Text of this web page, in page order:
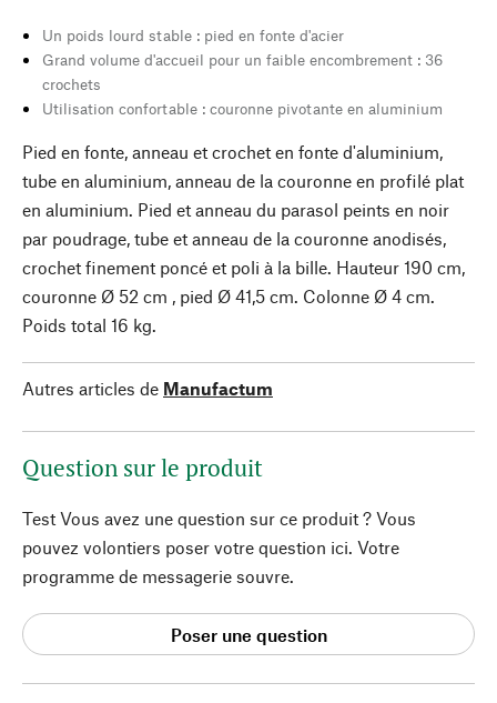
Un poids lourd stable : pied en fonte d'acier
Grand volume d'accueil pour un faible encombrement : 36
crochets
Utilisation confortable : couronne pivotante en aluminium
Pied en fonte, anneau et crochet en fonte d'aluminium,
tube en aluminium, anneau de la couronne en profilé plat
en aluminium. Pied et anneau du parasol peints en noir
par poudrage, tube et anneau de la couronne anodisés,
crochet finement poncé et poli à la bille. Hauteur 190 cm,
couronne Ø 52 cm , pied Ø 41,5 cm. Colonne Ø 4 cm.
Poids total 16 kg.
Autres articles de Manufactum
Question sur le produit
Test Vous avez une question sur ce produit ? Vous
pouvez volontiers poser votre question ici. Votre
programme de messagerie souvre.
Poser une question